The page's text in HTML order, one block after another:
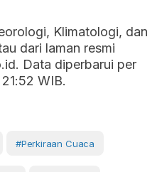
Klimatologi, dan
dari laman resmi
Data diperbarui per
WIB.
#perkiraan Cuaca